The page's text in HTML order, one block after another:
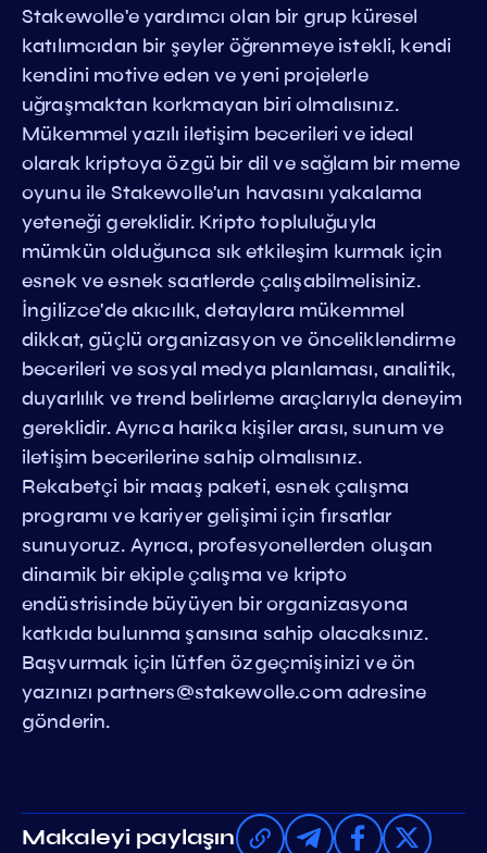
Stakewolle'e yardımcı olan bir grup küresel
katılımcıdan bir şeyler öğrenmeye istekli, kendi
kendini motive eden ve yeni projelerle
uğraşmaktan korkmayan biri olmalısınız.
Mükemmel yazılı iletişim becerileri ve ideal
olarak kriptoya özgü bir dil ve sağlam bir meme
oyunu ile Stakewolle'un havasını yakalama
yeteneği gereklidir. Kripto topluluğuyla
mümkün olduğunca sık etkileşim kurmak için
esnek ve esnek saatlerde çalışabilmelisiniz.
İngilizce'de akıcılık, detaylara mükemmel
dikkat, güçlü organizasyon ve önceliklendirme
becerileri ve sosyal medya planlaması, analitik,
duyarlılık ve trend belirleme araçlarıyla deneyim
gereklidir. Ayrıca harika kişiler arası, sunum ve
iletişim becerilerine sahip olmalısınız.
Rekabetçi bir maaş paketi, esnek çalışma
programı ve kariyer gelişimi için fırsatlar
sunuyoruz. Ayrıca, profesyonellerden oluşan
dinamik bir ekiple çalışma ve kripto
endüstrisinde büyüyen bir organizasyona
katkıda bulunma şansına sahip olacaksınız.
Başvurmak için lütfen özgeçmişinizi ve ön
yazınızı partners@stakewolle.comadresine
gönderin.
Makaleyi paylaşın